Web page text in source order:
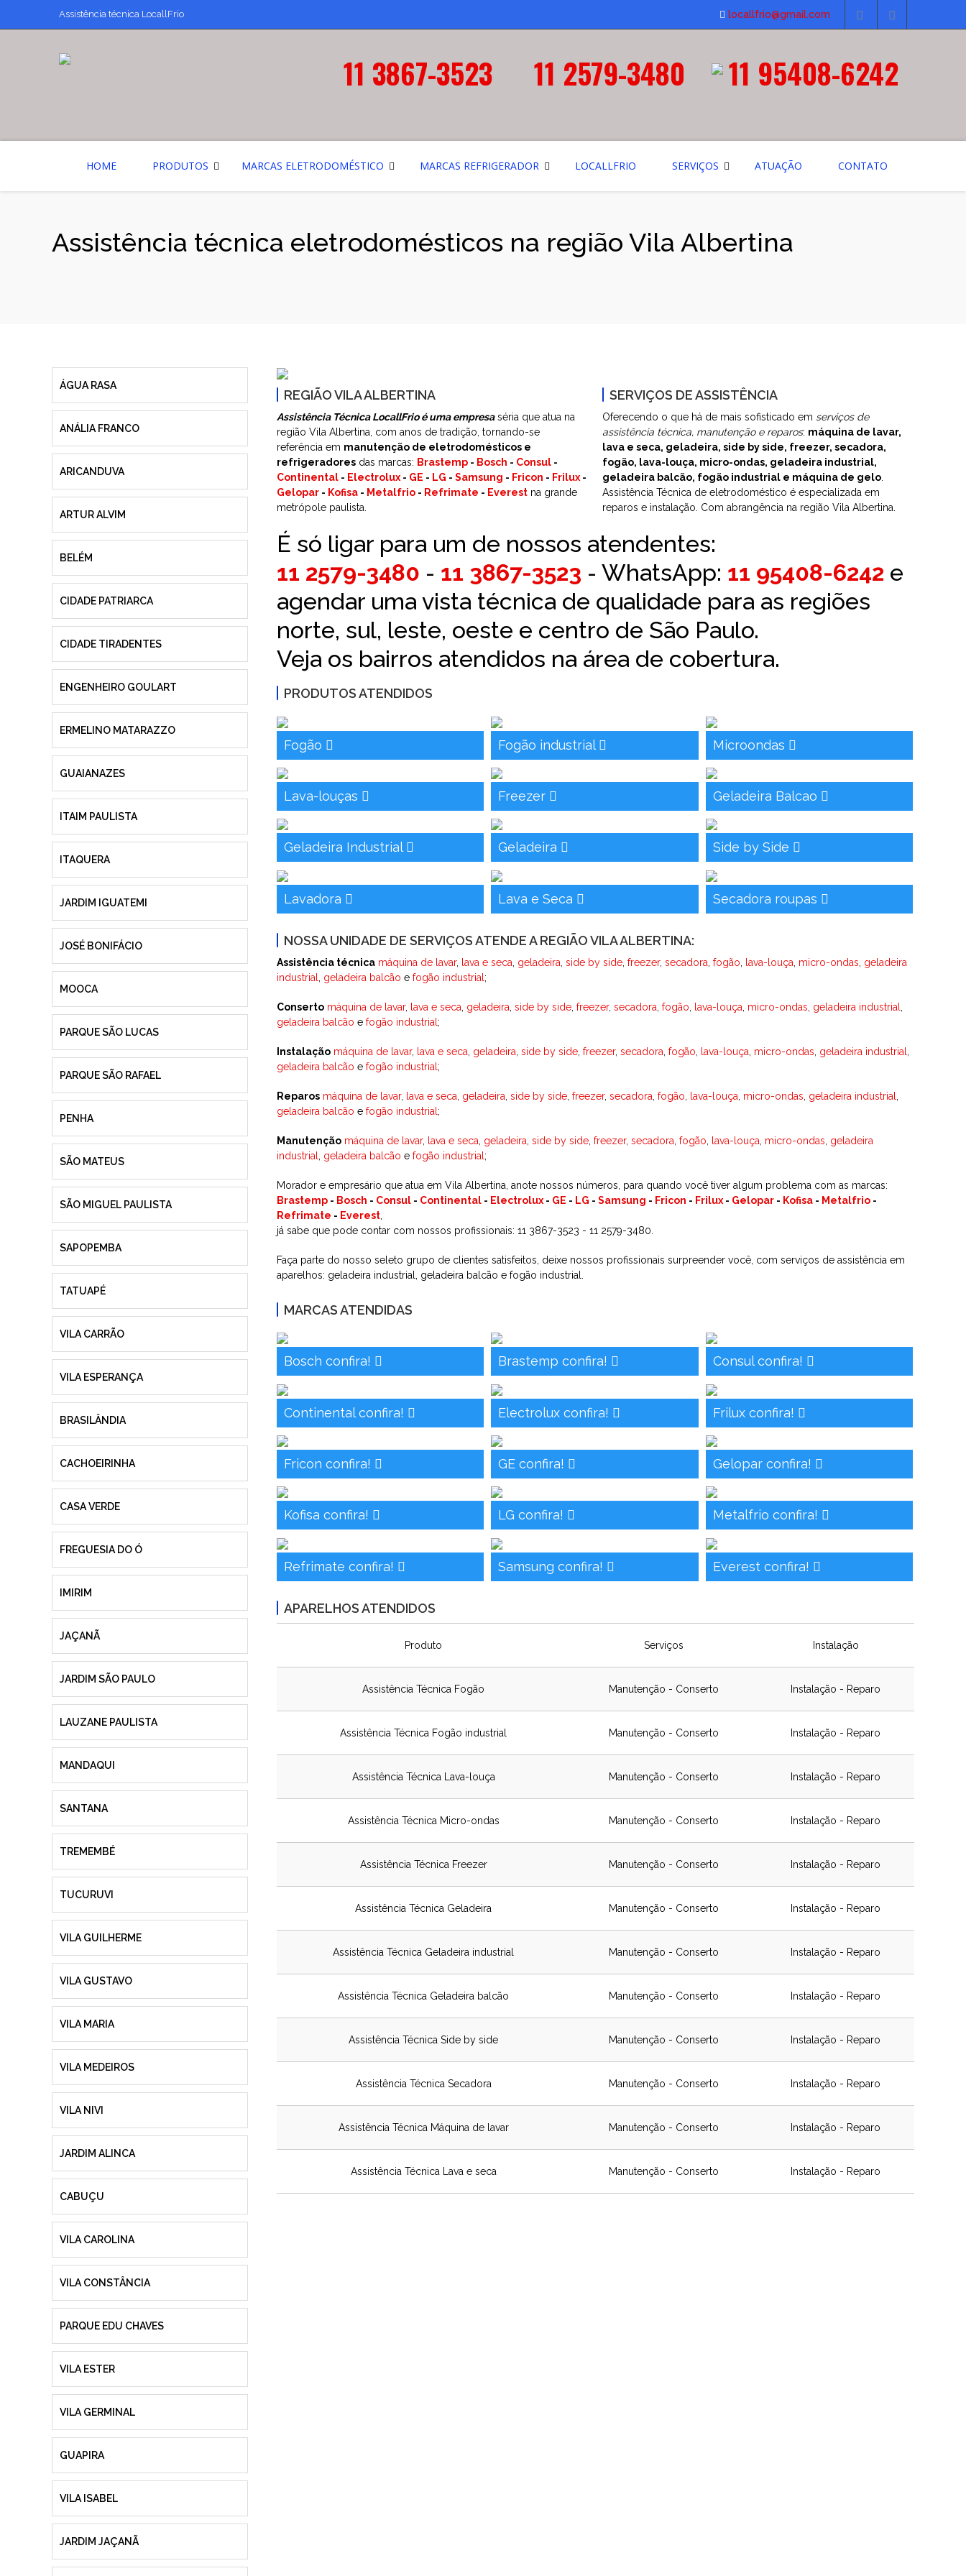
Assistência técnica LocallFrio locallfrio@gmail.com
11 3867-3523 11 2579-3480 11 95408-6242
HOME PRODUTOS MARCAS ELETRODOMÉSTICO MARCAS REFRIGERADOR LOCALLFRIO SERVIÇOS ATUAÇÃO CONTATO
Assistência técnica eletrodomésticos na região Vila Albertina
REGIÃO VILA ALBERTINA
Assistência Técnica LocallFrio é uma empresaséria que atua na
região Vila Albertina, com anos de tradição, tornando-se
referência em manutenção de eletrodomésticos e
refrigeradores das marcas: Brastemp - Bosch - Consul -
Continental - Electrolux- GE - LG - Samsung - Fricon - Frilux-
Gelopar - Kofisa - Metalfrio - Refrimate - Everest na grande
metrópole paulista.
SERVIÇOS DE ASSISTÊNCIA
Oferecendo o que há de mais sofisticado em serviços de
assistência técnica, manutenção e reparos: máquina de lavar,
lava e seca, geladeira, side by side, freezer, secadora,
fogão, lava-louça, micro-ondas, geladeira industrial,
geladeira balcão, fogão industrial e máquina de gelo.
Assistência Técnica de eletrodoméstico é especializada em
reparos e instalação. Com abrangência na região Vila Albertina.
É só ligar para um de nossos atendentes:
11 2579-3480 - 11 3867-3523 - WhatsApp: 11 95408-6242 e
agendar uma vista técnica de qualidade para as regiões
norte, sul, leste, oeste e centro de São Paulo.
Veja os bairros atendidos na área de cobertura.
PRODUTOS ATENDIDOS
Fogão Fogão industrial Microondas
Lava-louças Freezer Geladeira Balcao
Geladeira Industrial Geladeira Side by Side
Lavadora Lava e Seca Secadora roupas
NOSSA UNIDADE DE SERVIÇOS ATENDE A REGIÃO VILA ALBERTINA:
Assistência técnica máquina de lavar, lava e seca geladeira side by side freezer, secadora fogão lava-louça micro-ondas geladeira
industrial
geladeira balcão e fogão industrial ;
Conserto máquina de lavar, lava e seca geladeira side by side freezer, secadora fogão lava-louça micro-ondas geladeira industrial
geladeira balcão e fogão industrial ;
Instalação máquina de lavar, lava e seca geladeira side by side freezer, secadora fogão lava-louça micro-ondas geladeira industrial
geladeira balcão e fogão industrial ;
Reparos máquina de lavar, lava e seca geladeira side by side freezer, secadora fogão lava-louça micro-ondas geladeira industrial
geladeira balcão e fogão industrial ;
Manutenção máquina de lavar, lava e seca geladeira side by side freezer, secadora fogão lava-louça micro-ondas geladeira
industrial
geladeira balcão e fogão industrial ;
Morador e empresário que atua em Vila Albertina, anote nossos números, para quando você tiver algum problema com as marcas:
Brastemp - Bosch - Consul - Continental - Electrolux - GE - LG - Samsung - Fricon - Frilux - Gelopar - Kofisa - Metalfrio -
Refrimate - Everest
já sabe que pode contar com nossos profissionais: 11 3867-3523 - 11 2579-3480.
Faça parte do nosso seleto grupo de clientes satisfeitos, deixe nossos profissionais surpreender você, com serviços de assistência em
aparelhos: geladeira industrial, geladeira balcão e fogão industrial.
MARCAS ATENDIDAS
Bosch confira! Brastemp confira! Consul confira!
Continental confira! Electrolux confira! Frilux confira!
Fricon confira! GE confira! Gelopar confira!
Kofisa confira! LG confira! Metalfrio confira!
Refrimate confira! Samsung confira! Everest confira!
APARELHOS ATENDIDOS
Produto Serviços Instalação
Assistência Técnica Fogão Manutenção - Conserto Instalação - Reparo
Assistência Técnica Fogão industrial Manutenção - Conserto Instalação - Reparo
Assistência Técnica Lava-louça Manutenção - Conserto Instalação - Reparo
Assistência Técnica Micro-ondas Manutenção - Conserto Instalação - Reparo
Assistência Técnica Freezer Manutenção - Conserto Instalação - Reparo
Assistência Técnica Geladeira Manutenção - Conserto Instalação - Reparo
Assistência Técnica Geladeira industrial Manutenção - Conserto Instalação - Reparo
Assistência Técnica Geladeira balcão Manutenção - Conserto Instalação - Reparo
Assistência Técnica Side by side Manutenção - Conserto Instalação - Reparo
Assistência Técnica Secadora Manutenção - Conserto Instalação - Reparo
Assistência Técnica Máquina de lavar Manutenção - Conserto Instalação - Reparo
Assistência Técnica Lava e seca Manutenção - Conserto Instalação - Reparo
ÁGUA RASA
ANÁLIA FRANCO
ARICANDUVA
ARTUR ALVIM
BELÉM
CIDADE PATRIARCA
CIDADE TIRADENTES
ENGENHEIRO GOULART
ERMELINO MATARAZZO
GUAIANAZES
ITAIM PAULISTA
ITAQUERA
JARDIM IGUATEMI
JOSÉ BONIFÁCIO
MOOCA
PARQUE SÃO LUCAS
PARQUE SÃO RAFAEL
PENHA
SÃO MATEUS
SÃO MIGUEL PAULISTA
SAPOPEMBA
TATUAPÉ
VILA CARRÃO
VILA ESPERANÇA
BRASILÂNDIA
CACHOEIRINHA
CASA VERDE
FREGUESIA DO Ó
IMIRIM
JAÇANÃ
JARDIM SÃO PAULO
LAUZANE PAULISTA
MANDAQUI
SANTANA
TREMEMBÉ
TUCURUVI
VILA GUILHERME
VILA GUSTAVO
VILA MARIA
VILA MEDEIROS
VILA NIVI
JARDIM ALINCA
CABUÇU
VILA CAROLINA
VILA CONSTÂNCIA
PARQUE EDU CHAVES
VILA ESTER
VILA GERMINAL
GUAPIRA
VILA ISABEL
JARDIM JAÇANÃ